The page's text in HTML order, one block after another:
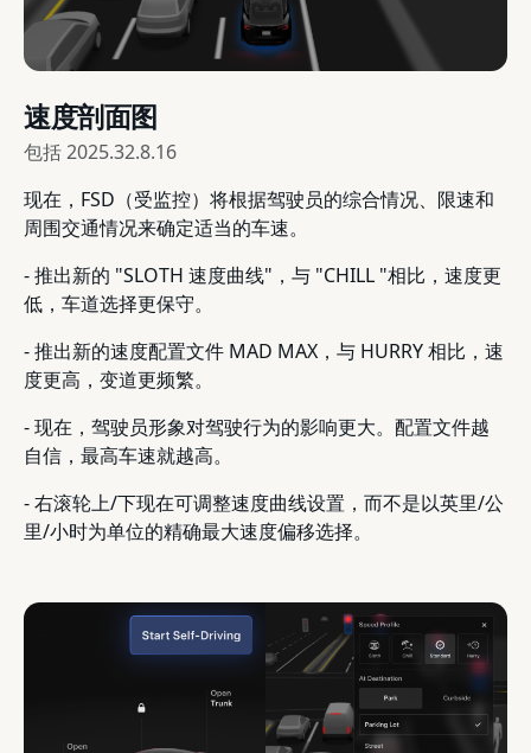
速度剖面图
包括2025.32.8.16
现在，FSD（受监控）将根据驾驶员的综合情况、限速和
周围交通情况来确定适当的车速。
- 推出新的 "SLOTH 速度曲线"，与 "CHILL "相比，速度更
低，车道选择更保守。
- 推出新的速度配置文件 MAD MAX，与 HURRY 相比，速
度更高，变道更频繁。
- 现在，驾驶员形象对驾驶行为的影响更大。配置文件越
自信，最高车速就越高。
- 右滚轮上/下现在可调整速度曲线设置，而不是以英里/公
里/小时为单位的精确最大速度偏移选择。